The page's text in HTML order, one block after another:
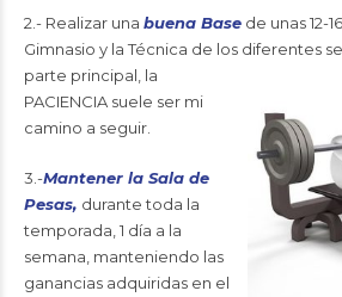
2.- Realizar una buena Base de unas 12-
Gimnasio y la Técnica de los diferentes
parte principal, la
PACIENCIA suele ser mi
camino a seguir.
3.-Mantener la Sala de
Pesas, durante toda la
temporada, 1 día a la
semana, manteniendo las
ganancias adquiridas en el